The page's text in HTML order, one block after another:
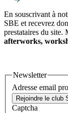
En souscrivant à
SBE et recevrez
prestataires du site.
afterworks,
Newsletter
Adresse email
Rejoindre le club
Captcha